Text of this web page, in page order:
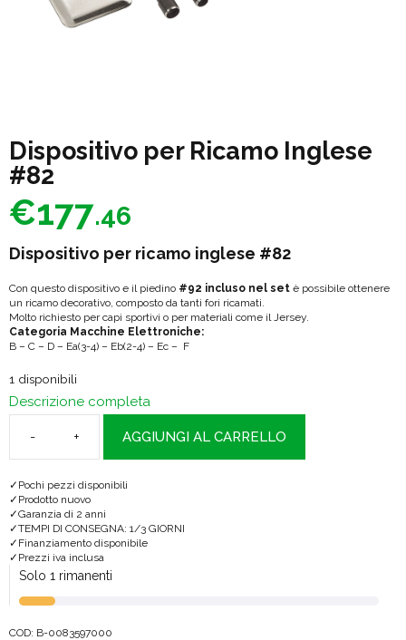
Dispositivo per Ricamo Inglese
#82
€177.46
Dispositivo per ricamo inglese #82
Con questo dispositivo e il piedino #92 incluso nel set è possibile ottenere
un ricamo decorativo, composto da tanti fori ricamati.
Molto richiesto per capi sportivi o per materiali come il Jersey.
Categoria Macchine Elettroniche:
B – C – D – Ea(3-4) – Eb(2-4) – Ec – F
1 disponibili
Descrizione completa
Inglese
#82
quantità
AGGIUNGI AL CARRELLO
Pochi pezzi disponibili
Prodotto nuovo
Garanzia di 2 anni
TEMPI DI CONSEGNA: 1/3 GIORNI
Finanziamento disponibile
Prezzi iva inclusa
Solo 1 rimanenti
COD: B-0083597000